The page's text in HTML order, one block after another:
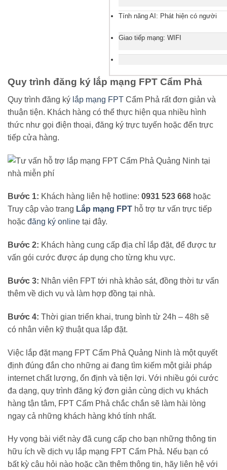
Tính năng AI: Phát hiện có người
Giao tiếp mạng: WIFI
Quy trình đăng ký lắp mạng FPT Cẩm Phả
Quy trình đăng ký lắp mạng FPT Cẩm Phả rất đơn giản và
thuận tiện. Khách hàng có thể thực hiện qua nhiều hình
thức như gọi điện thoại, đăng ký trực tuyến hoặc đến trực
tiếp cửa hàng.
Bước 1: Khách hàng liên hệ hotline: 0931 523 668 hoặc
Truy cập vào trang Lắp mạng FPT hỗ trợ tư vấn trực tiếp
hoặc đăng ký online tại đây.
Bước 2: Khách hàng cung cấp địa chỉ lắp đặt, để được tư
vấn gói cước được áp dụng cho từng khu vực.
Bước 3: Nhân viên FPT tới nhà khảo sát, đồng thời tư vấn
thêm về dịch vụ và làm hợp đồng tại nhà.
Bước 4: Thời gian triển khai, trung bình từ 24h – 48h sẽ
có nhân viên kỹ thuật qua lắp đặt.
Việc lắp đặt mạng FPT Cẩm Phả Quảng Ninh là một quyết
định đúng đắn cho những ai đang tìm kiếm một giải pháp
internet chất lượng, ổn định và tiện lợi. Với nhiều gói cước
đa dạng, quy trình đăng ký đơn giản cùng dịch vụ khách
hàng tận tâm, FPT Cẩm Phả chắc chắn sẽ làm hài lòng
ngay cả những khách hàng khó tính nhất.
Hy vọng bài viết này đã cung cấp cho bạn những thông tin
hữu ích về dịch vụ lắp mạng FPT Cẩm Phả. Nếu bạn có
bất kỳ câu hỏi nào hoặc cần thêm thông tin, hãy liên hệ với